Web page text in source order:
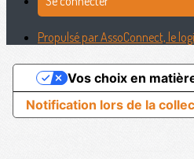
Propulsé par AssoConnect, le
Notification lors de la
Vos choix en